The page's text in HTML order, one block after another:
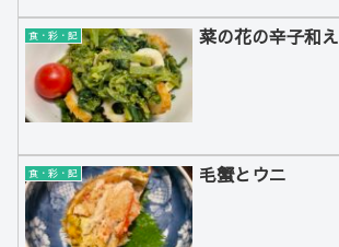
食・彩・記 菜の花の辛子和え
食・彩・記 毛蟹とウニ